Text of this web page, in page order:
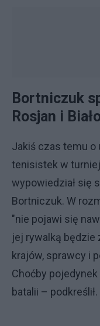
Bortniczuk
Rosjan i
Jakiś czas temu o
tenisistek w
wypowiedział się
Bortniczuk. W
"nie pojawi się
jej rywalką będzie
krajów, sprawcy i
Choćby
batalii – podkreślił.